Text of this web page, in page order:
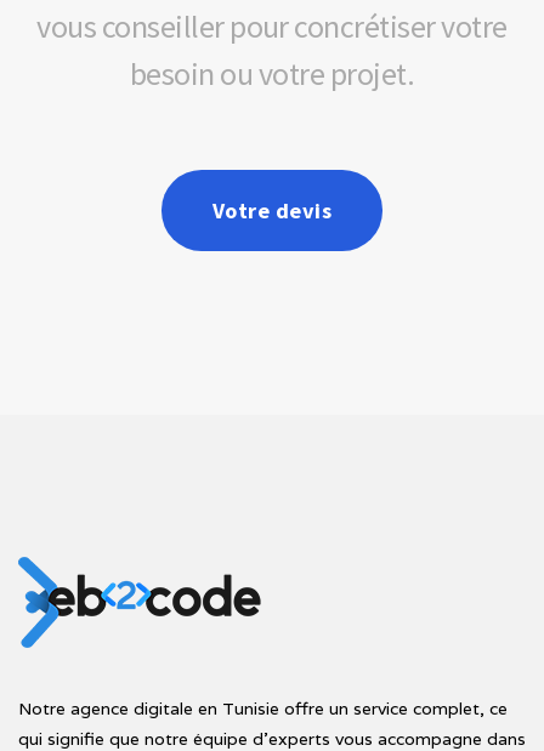
vous conseiller pour concrétiser votre
besoin ou votre projet.
Votre devis
Notre agence digitale en Tunisie offre un service complet, ce
qui signifie que notre équipe d'experts vous accompagne dans